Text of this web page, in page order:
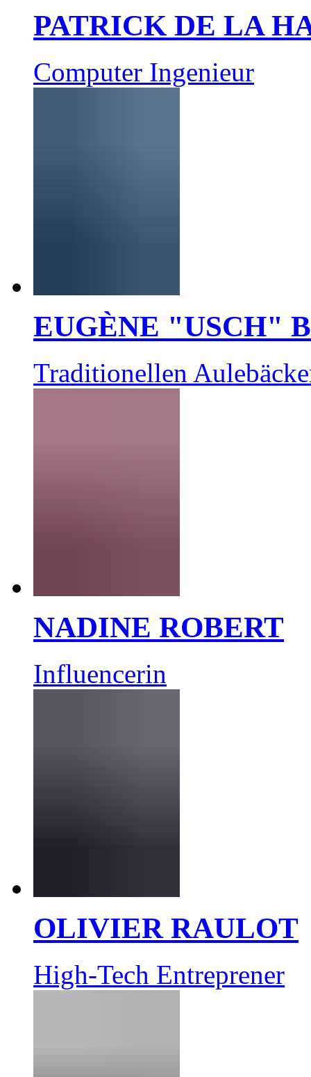
PATRICK DE LA
Computer Ingenieur
EUGÈNE "USCH"
Traditionellen
NADINE ROBERT
Influencerin
OLIVIER RAULOT
High-Tech Entreprener